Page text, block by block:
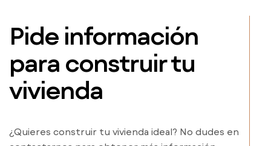
Pide información
para construir tu
vivienda
¿Quieres construir tu vivienda ideal? No dudes en